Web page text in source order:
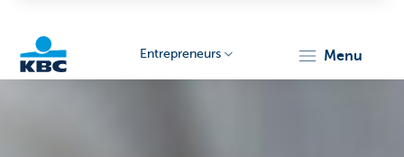
Entrepreneurs menu